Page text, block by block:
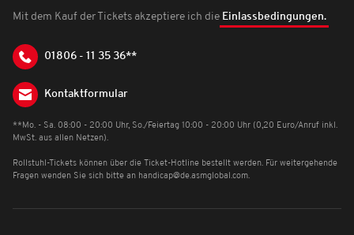
Mit dem Kauf der Tickets akzeptiere ich die Einlassbedingungen.
01806 - 11 35 36**
Kontaktformular
**Mo. - Sa. 08:00 - 20:00 Uhr, So./Feiertag 10:00 - 20:00 Uhr (0,20 Euro/Anruf inkl.
MwSt. aus allen Netzen).
Rollstuhl-Tickets können über die Ticket-Hotline bestellt werden. Für weitergehende
Fragen wenden Sie sich bitte an handicap@de.asmglobal.com.